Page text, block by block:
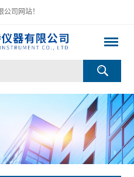
司网站！